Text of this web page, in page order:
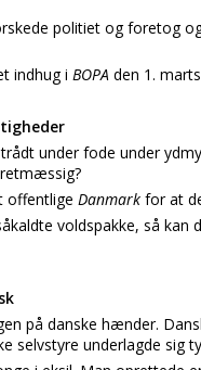
politiet og foretog
indhug i BOPA den 1.
under fode under
offentlige Danmark for at
voldspakke, så
på danske hænder.
selvstyre underlagde sig